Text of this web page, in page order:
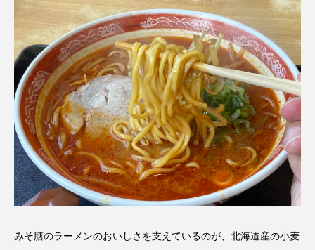
みそ膳のラーメンのおいしさを支えているのが、北海道産の小麦